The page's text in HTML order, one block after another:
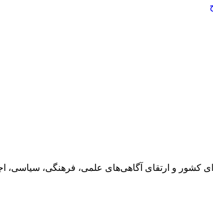
کشور و ارتقای آگاهی‌های علمی، فرهنگی،